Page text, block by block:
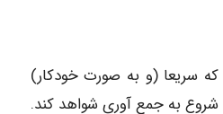
سریعا (و به صورت خودکار)
به جمع آوری شواهد کند.